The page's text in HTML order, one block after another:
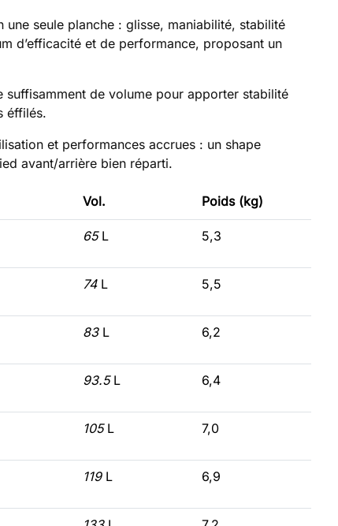
une seule planche : glisse, maniabilité, stabilité
d’efficacité et de performance, proposant un
suffisamment de volume pour apporter stabilité
éffilés.
et performances accrues : un shape
avant/arrière bien réparti.
Vol. Poids (kg)
65L 5,3
74L 5,5
83L 6,2
93.5L 6,4
105L 7,0
119L 6,9